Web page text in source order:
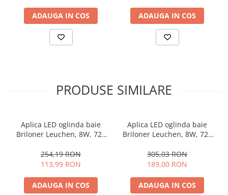
ADAUGA IN COS ADAUGA IN COS
PRODUSE SIMILARE
Aplica LED oglinda baie
Briloner Leuchen, 8W, 720
4000K, IP44, Crom
254,19 RON
113,99 RON
ADAUGA IN COS
Aplica LED oglinda baie
Briloner Leuchen, 8W, 720
4000K, IP44
305,03 RON
189,00 RON
ADAUGA IN COS